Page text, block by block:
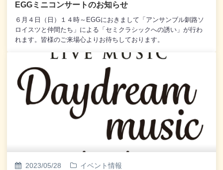
EGGミニコンサートのお知らせ
６月４日（日）１４時～EGGにおきまして「アンサンブル釧路ソ
ロイスツと仲間たち」による「セミクラシックへの誘い」が行わ
れます。皆様のご来場心よりお待ちしております。
2023/05/28 イベント情報